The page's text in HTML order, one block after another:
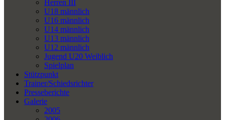
Herren III
U18 männlich
U16 männlich
U14 männlich
U13 männlich
U12 männlich
Jugend U20 Weiblich
Spielplan
Stützpunkt
Trainer/Schiedsrichter
Presseberichte
Galerie
2005